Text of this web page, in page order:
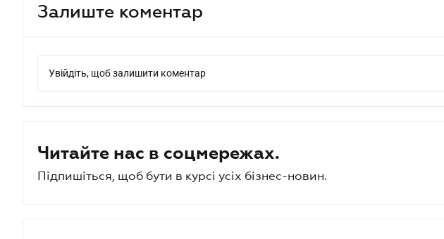
Залиште коментар
Увійдіть, щоб залишити коментар
Читайте нас в соцмережах.
Підпишіться, щоб бути в курсі усіх бізнес-новин.